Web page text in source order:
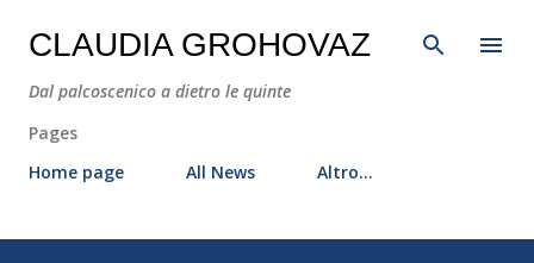
Passa ai contenuti principali
CLAUDIA GROHOVAZ
Dal palcoscenico a dietro le quinte
Pages
Home page
All News Altro…